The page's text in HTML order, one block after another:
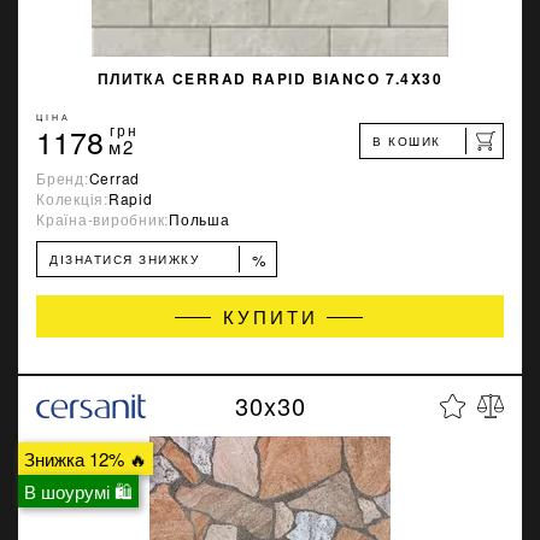
ПЛИТКА CERRAD RAPID BIANCO 7.4X30
ЦІНА
1178 грн
м2 В КОШИК
Бренд:Cerrad
Колекція:Rapid
Країна-виробник:Польша
ДІЗНАТИСЯ ЗНИЖКУ %
КУПИТИ
Знижка 12% 🔥
В шоурумі 🛍
30x30